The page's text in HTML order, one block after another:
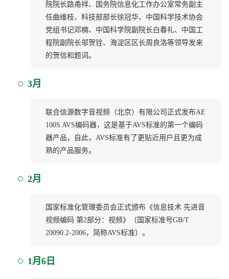
院院长路甬祥、国务院信息化工作办公室常务副主
任曲维枝、科技部部长徐冠华、中国科学技术协会
党组书记邓楠、中国科学院副院长白春礼、中国工
程院副院长邬贺铨、海淀区区长周良洛等领导发来
的贺信和题词。
3月
联合信源数字音视频（北京）有限公司正式发布AE
100S AVS编码器，这是基于AVS标准的第一个编码
器产品，自此，AVS标准有了更贴近用户且更为成
熟的产品服务。
2月
国家标准化管理委员会正式颁布《信息技术 先进音
视频编码 第2部分：视频》（国家标准号GB/T
20090.2-2006，简称AVS标准）。
1月6日